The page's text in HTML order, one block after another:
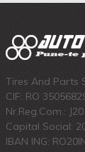
Tires And Parts
CIF: RO
Nr.Reg.Com.:
Capital Social:
IBAN ING: